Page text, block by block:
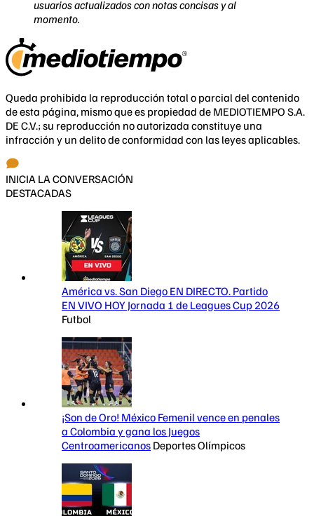
usuarios actualizados con notas concisas y al
momento.
Queda prohibida la reproducción total o parcial del contenido
de esta página, mismo que es propiedad de MEDIOTIEMPO S.A.
DE C.V.; su reproducción no autorizada constituye una
infracción y un delito de conformidad con las leyes aplicables.
INICIA LA CONVERSACIÓN
DESTACADAS
América vs. San Diego EN DIRECTO. Partido
EN VIVO HOY Jornada 1 de Leagues Cup 2026
Futbol
¡Son de Oro! México Femenil vence en penales
a Colombia y gana los Juegos
Centroamericanos Deportes Olímpicos